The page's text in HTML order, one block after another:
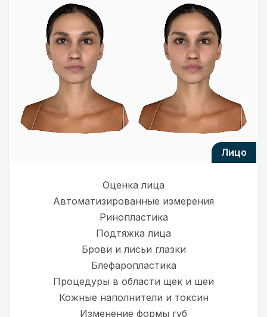
лицо
Оценка лица
Автоматизированные измерения
Ринопластика
Подтяжка лица
Брови и лисьи глазки
Блефаропластика
Процедуры в области щек и шеи
Кожные наполнители и токсин
Изменение формы губ